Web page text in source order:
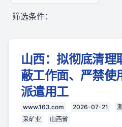
筛选条件：
山西：拟彻底清理
蔽工作面、严禁使
派遣用工
www.163.com 2026-07-21
采矿业
山西省